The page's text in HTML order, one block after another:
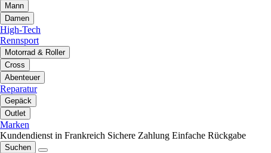
Mann
Damen
High-Tech
Rennsport
Motorrad & Roller
Cross
Abenteuer
Reparatur
Gepäck
Outlet
Marken
Kundendienst in Frankreich Sichere Zahlung Einfache Rückgabe
Suchen